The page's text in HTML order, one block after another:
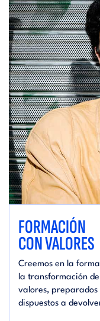
FORMACIÓN
CON VALORES
Creemos en la
la transformación
valores,
dispuestos a